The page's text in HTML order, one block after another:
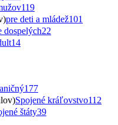
119
pre deti a mládež101
dospelých22
14
177
Spojené kráľovstvo112
štáty39